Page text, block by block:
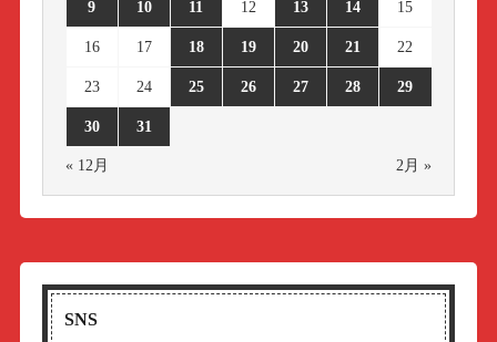
9 10 11 12 13 14 15
16 17 18 19 20 21 22
23 24 25 26 27 28 29
30 31
« 12月 2月 »
SNS